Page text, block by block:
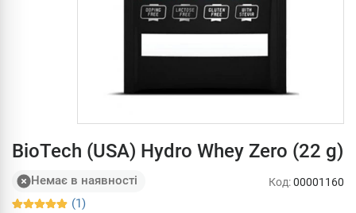
BioTech (USA) Hydro Whey Zero (22 g)
Немає в наявності
(1)
Код:00001160